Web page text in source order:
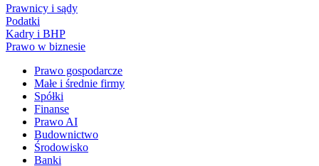
Prawnicy i sądy
Podatki
Kadry i BHP
Prawo w biznesie
Prawo gospodarcze
Małe i średnie firmy
Spółki
Finanse
Prawo AI
Budownictwo
Środowisko
Banki